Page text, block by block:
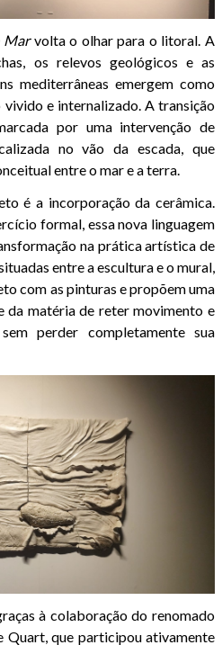
Marvolta o olhar para o litoral. A
os relevos geológicos e as
mediterrâneas emergem como
e internalizado. A transição
por uma intervenção de
no vão da escada, que
entre o mar e a terra.
é a incorporação da cerâmica.
formal, essa nova linguagem
na prática artística de
entre a escultura e o mural,
com as pinturas e propõem uma
da matéria de reter movimento e
perder completamente sua
à colaboração do renomado
Quart, que participou ativamente